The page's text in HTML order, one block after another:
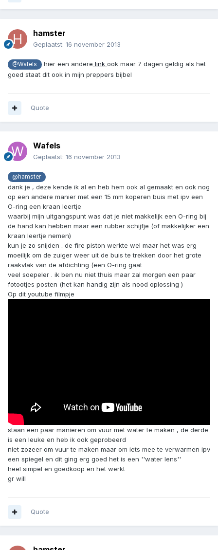
hamster
Geplaatst: 16 november 2013
@Wafels hier een andere link ook maar 7 dagen geldig als het
goed staat dit ook in mijn preppers bijbel
Quote
Wafels
Geplaatst: 16 november 2013
@hamster
dank je , deze kende ik al en heb hem ook al gemaakt en ook nog
op een andere manier met een 15 mm koperen buis met ipv een
O-ring een kraan leertje
waarbij mijn uitgangspunt was dat je niet makkelijk een O-ring bij
de hand kan hebben maar een rubber schijfje (of makkelijker een
kraan leertje nemen)
kun je zo snijden . de fire piston werkte wel maar het was erg
moeilijk om de zuiger weer uit de buis te trekken door het grote
raakvlak van de afdichting (een O-ring gaat
veel soepeler . ik ben nu niet thuis maar zal morgen een paar
fotootjes posten (het kan handig zijn als nood oplossing )
Op dit youtube filmpje
staan een paar manieren om vuur met water te maken , de derde
is een leuke en heb ik ook geprobeerd
niet zozeer om vuur te maken maar om iets mee te verwarmen ipv
een spiegel en dit ging erg goed het is een ''water lens''
heel simpel en goedkoop en het werkt
gr will
Quote